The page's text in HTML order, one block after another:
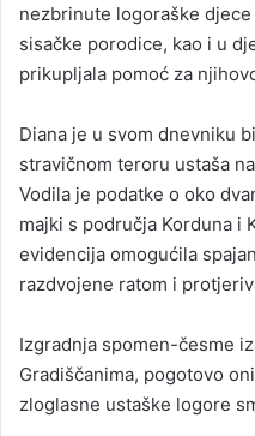
nezbrinute logoraške
sisačke porodice, kao i u
prikupljala pomoć za
Diana je u svom dnevniku
stravičnom teroru ustaša
Vodila je podatke o oko
majki s područja Korduna i
evidencija omogućila
razdvojene ratom i
Izgradnja spomen-česme
Gradiščanima, pogotovo
zloglasne ustaške logore